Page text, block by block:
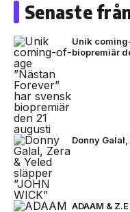
Senaste
Unik
biopremiär
Donny Galal,
ADAAM &